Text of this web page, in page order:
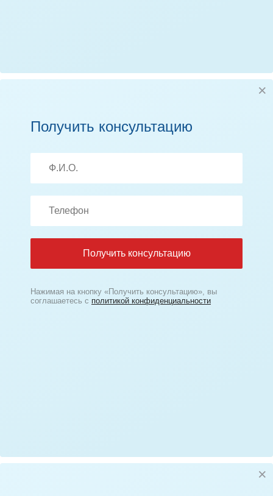
Получить консультацию
Получить консультацию
Нажимая на кнопку «Получить консультацию», вы
соглашаетесь с политикой конфиденциальности